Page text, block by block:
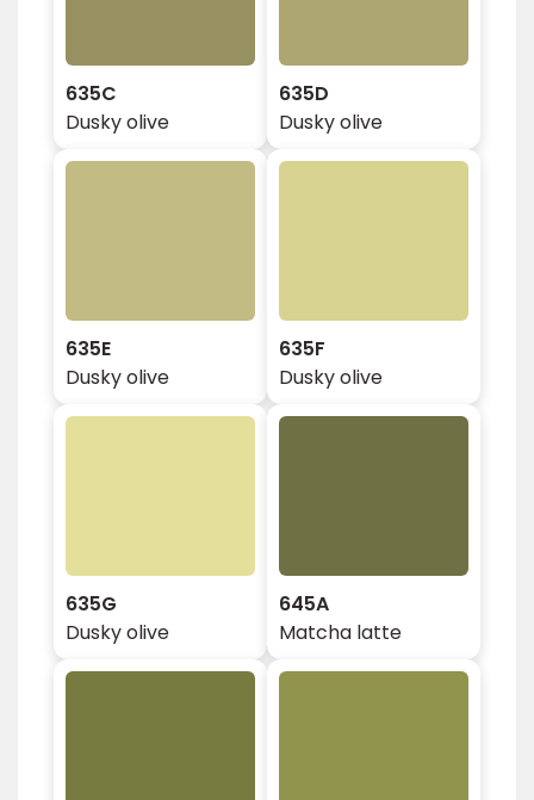
635C
Dusky olive
635D
Dusky olive
635E
Dusky olive
635F
Dusky olive
635G
Dusky olive
645A
Matcha latte